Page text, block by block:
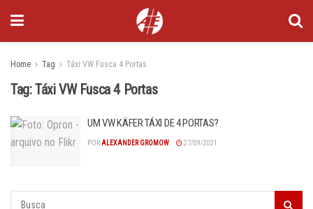
Home Tag Táxi VW Fusca 4 Portas
Tag:Táxi VW Fusca 4 Portas
UM VW KÄFER TÁXI DE 4 PORTAS?
POR ALEXANDER GROMOW 27/09/2021